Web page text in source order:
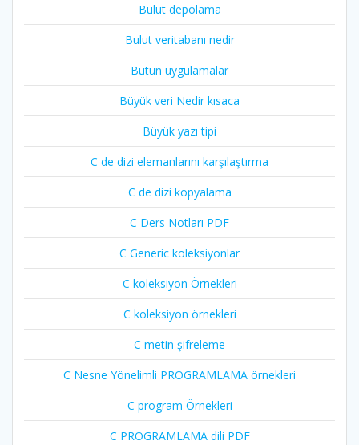
Bulut depolama
Bulut veritabanı nedir
Bütün uygulamalar
Büyük veri Nedir kısaca
Büyük yazı tipi
C de dizi elemanlarını karşılaştırma
C de dizi kopyalama
C Ders Notları PDF
C Generic koleksiyonlar
C koleksiyon Örnekleri
C koleksiyon örnekleri
C metin şifreleme
C Nesne Yönelimli PROGRAMLAMA örnekleri
C program Örnekleri
C PROGRAMLAMA dili PDF